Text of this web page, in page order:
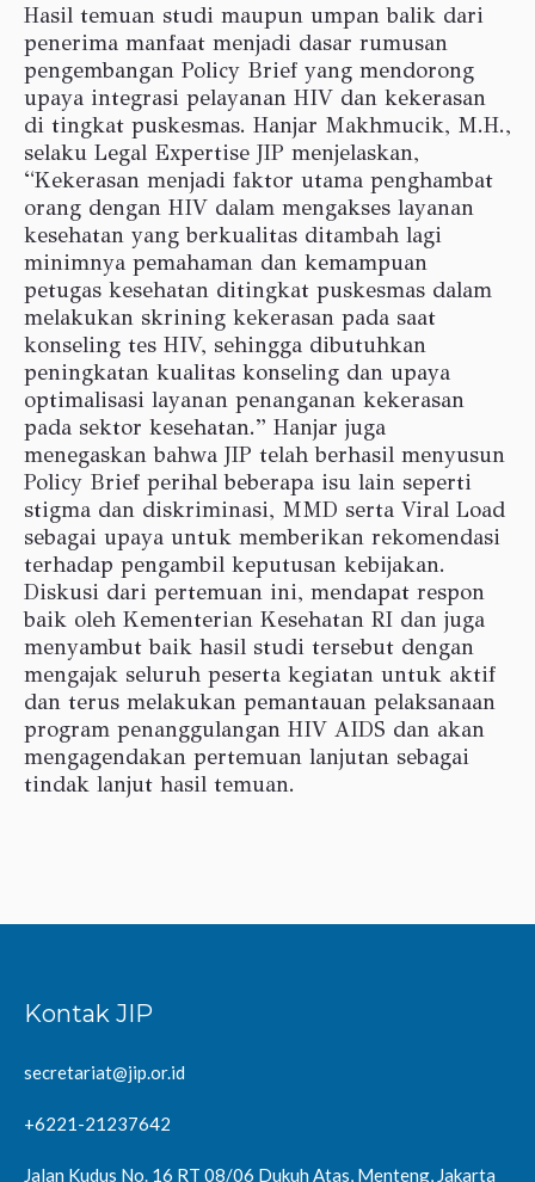
Hasil temuan studi maupun umpan balik dari
penerima manfaat menjadi dasar rumusan
pengembangan Policy Brief yang mendorong
upaya integrasi pelayanan HIV dan kekerasan
di tingkat puskesmas. Hanjar Makhmucik, M.H.,
selaku Legal Expertise JIP menjelaskan,
“Kekerasan menjadi faktor utama penghambat
orang dengan HIV dalam mengakses layanan
kesehatan yang berkualitas ditambah lagi
minimnya pemahaman dan kemampuan
petugas kesehatan ditingkat puskesmas dalam
melakukan skrining kekerasan pada saat
konseling tes HIV, sehingga dibutuhkan
peningkatan kualitas konseling dan upaya
optimalisasi layanan penanganan kekerasan
pada sektor kesehatan.” Hanjar juga
menegaskan bahwa JIP telah berhasil menyusun
Policy Brief perihal beberapa isu lain seperti
stigma dan diskriminasi, MMD serta Viral Load
sebagai upaya untuk memberikan rekomendasi
terhadap pengambil keputusan kebijakan.
Diskusi dari pertemuan ini, mendapat respon
baik oleh Kementerian Kesehatan RI dan juga
menyambut baik hasil studi tersebut dengan
mengajak seluruh peserta kegiatan untuk aktif
dan terus melakukan pemantauan pelaksanaan
program penanggulangan HIV AIDS dan akan
mengagendakan pertemuan lanjutan sebagai
tindak lanjut hasil temuan.
Kontak JIP
secretariat@jip.or.id
+6221-21237642
Jalan Kudus No. 16 RT 08/06 Dukuh Atas, Menteng, Jakarta